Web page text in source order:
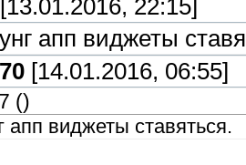
[13.01.2016, 22:15]
апп виджеты
[14.01.2016, 06:55]
()
апп виджеты ставяться.